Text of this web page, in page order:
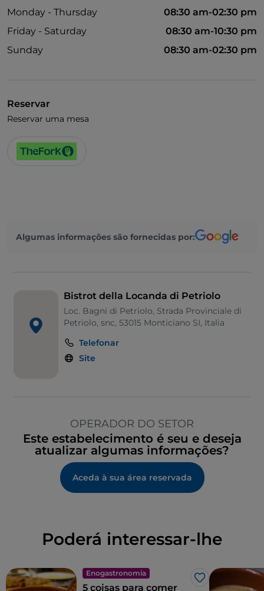
Monday - Thursday
08:30 am-02:30 pm
Friday - Saturday
08:30 am-10:30 pm
Sunday
08:30 am-02:30 pm
Reservar
Reservar uma mesa
Algumas informações são fornecidas por:
Bistrot della Locanda di Petriolo
Loc. Bagni di Petriolo, Strada Provinciale di
Petriolo, snc, 53015 Monticiano SI, Italia
Telefonar
Site
OPERADOR DO SETOR
Este estabelecimento é seu e deseja
atualizar algumas informações?
Aceda à sua área reservada
Poderá interessar-lhe
Enogastronomia
Gosto
5 coisas para comer